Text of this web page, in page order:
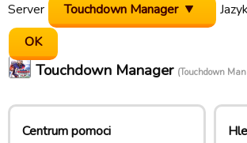
Server Touchdown Manager Jazyk
Touchdown Manager (Touchdown
Centrum pomoci